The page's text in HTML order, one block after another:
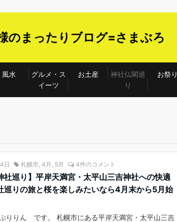
のまったりブログ=さまぶろ
風水
グルメ・ス
イーツ
お土産
神社仏閣巡
り
お祭り
日 札幌市, 4月 , 5月 4件のコメント
社巡り】平岸天満宮・太平山三吉神社への快適
巡りの旅と桜を楽しみたいなら4月末から5月始
りりん です。 札幌市にある平岸天満宮・太平山三吉